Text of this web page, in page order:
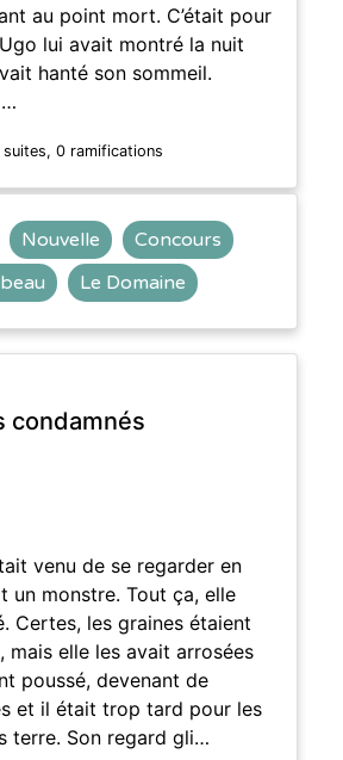
au point mort. C’était pour
lui avait montré la nuit
hanté son sommeil.
…
suites, 0 ramifications
Nouvelle
Concours
Le Domaine
condamnés
venu de se regarder en
un monstre. Tout ça, elle
Certes, les graines étaient
mais elle les avait arrosées
poussé, devenant de
et il était trop tard pour les
terre. Son regard gli…